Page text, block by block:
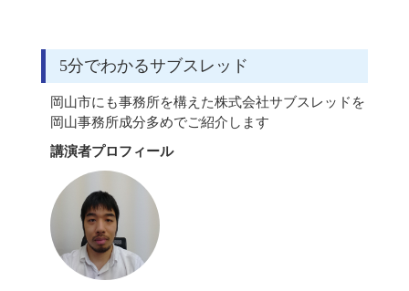
5分でわかるサブスレッド
岡山市にも事務所を構えた株式会社サブスレッドを
岡山事務所成分多めでご紹介します
講演者プロフィール